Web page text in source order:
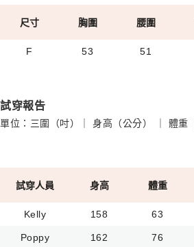
尺寸 胸圍 腰圍
F 53 51
試穿報告
單位：三圍（吋）｜ 身高（公分） ｜ 體重
試穿人員 身高 體重
Kelly 158 63
Poppy 162 76